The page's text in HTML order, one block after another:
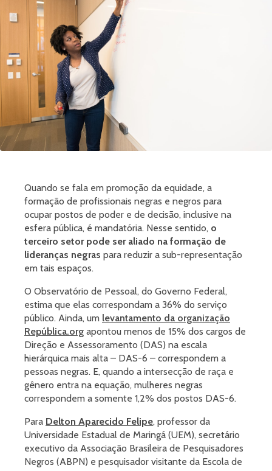
Quando se fala em promoção da equidade, a
formação de profissionais negras e negros para
ocupar postos de poder e de decisão, inclusive na
esfera pública, é mandatória. Nesse sentido, o
terceiro setor pode ser aliado na formação de
lideranças negras para reduzir a sub-representação
em tais espaços.
O Observatório de Pessoal, do Governo Federal,
estima que elas correspondam a 36% do serviço
público. Ainda, um levantamento da organização
República.org apontou menos de 15% dos cargos de
Direção e Assessoramento (DAS) na escala
hierárquica mais alta – DAS-6 – correspondem a
pessoas negras. E, quando a intersecção de raça e
gênero entra na equação, mulheres negras
correspondem a somente 1,2% dos postos DAS-6.
Para Delton Aparecido Felipe, professor da
Universidade Estadual de Maringá (UEM), secretário
executivo da Associação Brasileira de Pesquisadores
Negros (ABPN) e pesquisador visitante da Escola de